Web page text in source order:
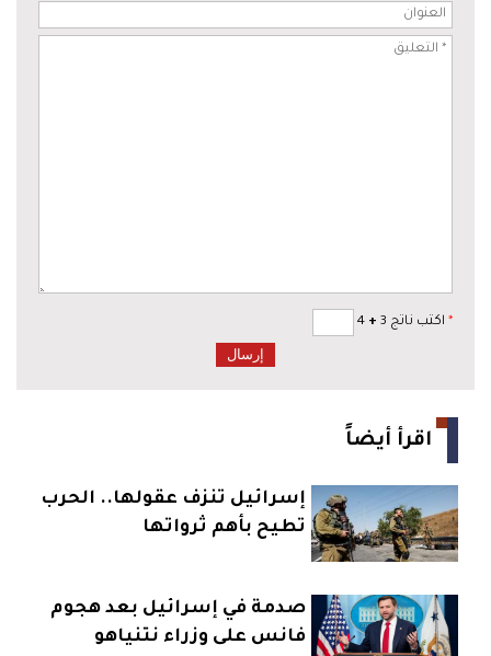
* اكتب ناتج 3 +
اقرأ أيضاً
إسرائيل تنزف عقولها.. الحرب
تطيح بأهم ثرواتها
صدمة في إسرائيل بعد هجوم
فانس على وزراء نتنياهو